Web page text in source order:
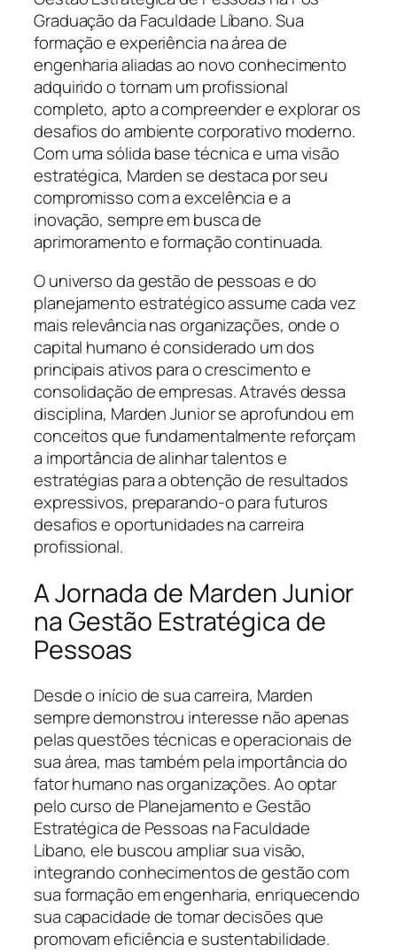
Graduação da Faculdade Líbano. Sua
formação e experiência na área de
engenharia aliadas ao novo conhecimento
adquirido o tornam um profissional
completo, apto a compreender e explorar os
desafios do ambiente corporativo moderno.
Com uma sólida base técnica e uma visão
estratégica, Marden se destaca por seu
compromisso com a excelência e a
inovação, sempre em busca de
aprimoramento e formação continuada.
O universo da gestão de pessoas e do
planejamento estratégico assume cada vez
mais relevância nas organizações, onde o
capital humano é considerado um dos
principais ativos para o crescimento e
consolidação de empresas. Através dessa
disciplina, Marden Junior se aprofundou em
conceitos que fundamentalmente reforçam
a importância de alinhar talentos e
estratégias para a obtenção de resultados
expressivos, preparando-o para futuros
desafios e oportunidades na carreira
profissional.
A Jornada de Marden Junior
na Gestão Estratégica de
Pessoas
Desde o início de sua carreira, Marden
sempre demonstrou interesse não apenas
pelas questões técnicas e operacionais de
sua área, mas também pela importância do
fator humano nas organizações. Ao optar
pelo curso de Planejamento e Gestão
Estratégica de Pessoas na Faculdade
Líbano, ele buscou ampliar sua visão,
integrando conhecimentos de gestão com
sua formação em engenharia, enriquecendo
sua capacidade de tomar decisões que
promovam eficiência e sustentabilidade.